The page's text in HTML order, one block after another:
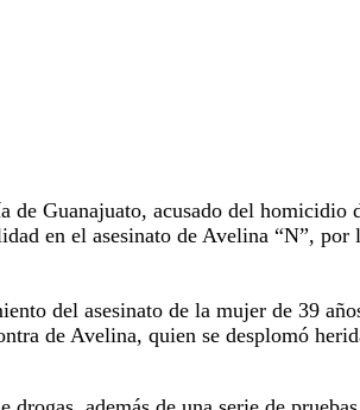
Guanajuato, acusado del homicidio
en el asesinato de Avelina “N”, por
del asesinato de la mujer de 39
de Avelina, quien se desplomó